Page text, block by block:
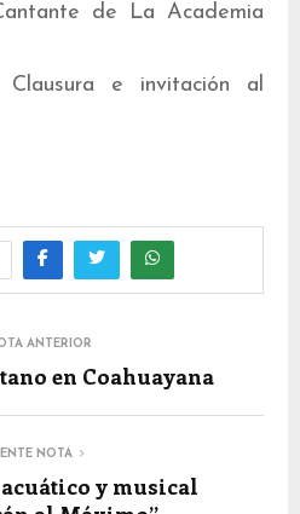
de La Academia
e invitación al
ANTERIOR
en Coahuayana
NOTA
acuático y musical